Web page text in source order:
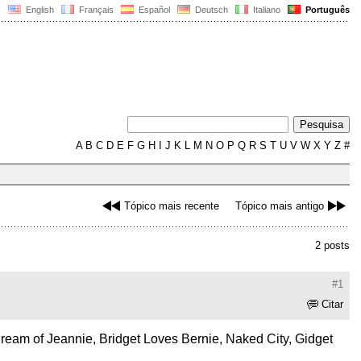
English Français Español Deutsch Italiano Português
AB C D E F G H J K L M N O P Q R S T U V W X Y Z #
Tópico mais recente Tópico mais antigo
2 posts
#1
Citar
of Jeannie, Bridget Loves Bernie, Naked City, Gidget